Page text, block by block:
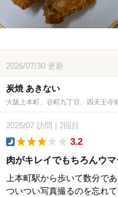
2026/07/30 更新
炭焼 あきない
大阪上本町、谷町九丁目、四天王寺
2026/07 訪問 2回目
3.2
肉がキレイでもちろんウ
上本町駅から歩いて数分で
ついつい写真撮るのを忘れて